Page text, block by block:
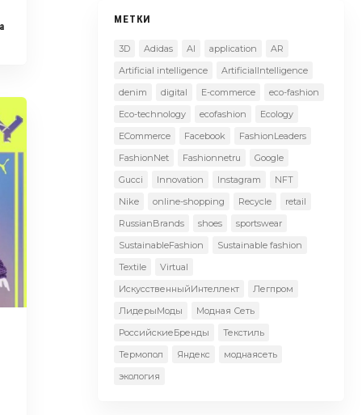
МЕТКИ
3D Adidas AI application
AR
Artificial intelligence
ArtificialIntelligence
denim
digital E-commerce
eco-fashion
Eco-technology
ecofashion
Ecology
ECommerce
Facebook
FashionLeaders
FashionNet
Fashionnetru
Google
Gucci
Innovation Instagram
NFT
Nike
online-shopping Recycle
retail
RussianBrands
shoes
sportswear
SustainableFashion
Sustainable fashion
Textile
Virtual
ИскусственныйИнтеллект
Легпром
ЛидерыМоды
Модная Сеть
РоссийскиеБренды
Текстиль
Термопол
Яндекс
моднаясеть
экология